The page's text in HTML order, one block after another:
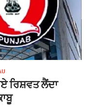
ਰਿਸ਼ਵਤ ਲੈਂਦਾ